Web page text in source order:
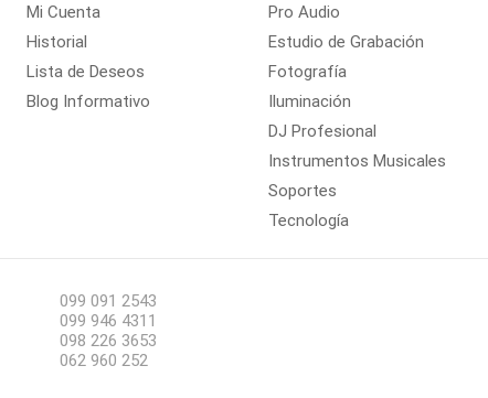
Mi Cuenta
Historial
Lista de Deseos
Blog Informativo
Pro Audio
Estudio de Grabación
Fotografía
Iluminación
DJ Profesional
Instrumentos Musicales
Soportes
Tecnología
099 091 2543
099 946 4311
098 226 3653
062 960 252